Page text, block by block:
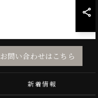
お問い合わせはこちら
新着情報